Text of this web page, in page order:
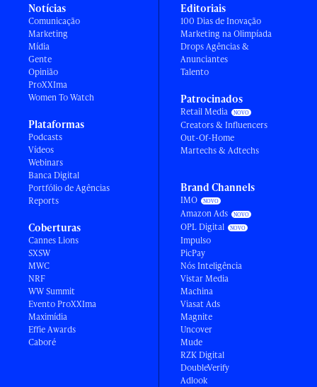
Notícias
Comunicação
Marketing
Mídia
Gente
Opinião
ProXXIma
Women To Watch
Plataformas
Podcasts
Vídeos
Webinars
Banca Digital
Portfólio de Agências
Reports
Coberturas
Cannes Lions
SXSW
MWC
NRF
WW Summit
Evento ProXXIma
Maximídia
Effie Awards
Caboré
Editoriais
100 Dias de Inovação
Marketing na Olimpíada
Drops Agências &
Anunciantes
Talento
Patrocinados
Retail Media
Creators & Influencers
Out-Of-Home
Martechs & Adtechs
Brand Channels
IMO
Amazon Ads
OPL Digital
Impulso
PicPay
Nós Inteligência
Vistar Media
Machina
Viasat Ads
Magnite
Uncover
Mude
RZK Digital
DoubleVerify
Adlook